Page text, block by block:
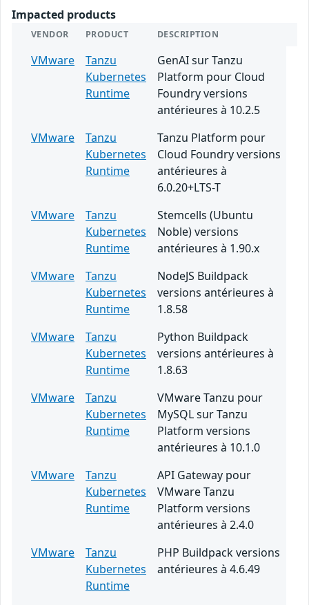
Impacted products
VENDOR PRODUCT DESCRIPTION
VMware
Tanzu
Kubernetes
Runtime
GenAI sur Tanzu
Platform pour Cloud
Foundry versions
antérieures à 10.2.5
VMware
Tanzu
Kubernetes
Runtime
Tanzu Platform pour
Cloud Foundry versions
antérieures à
6.0.20+LTS-T
VMware
Tanzu
Kubernetes
Runtime
Stemcells (Ubuntu
Noble) versions
antérieures à 1.90.x
VMware
Tanzu
Kubernetes
Runtime
NodeJS Buildpack
versions antérieures à
1.8.58
VMware
Tanzu
Kubernetes
Runtime
Python Buildpack
versions antérieures à
1.8.63
VMware
Tanzu
Kubernetes
Runtime
VMware Tanzu pour
MySQL sur Tanzu
Platform versions
antérieures à 10.1.0
VMware
Tanzu
Kubernetes
Runtime
API Gateway pour
VMware Tanzu
Platform versions
antérieures à 2.4.0
VMware
Tanzu
Kubernetes
Runtime
PHP Buildpack versions
antérieures à 4.6.49